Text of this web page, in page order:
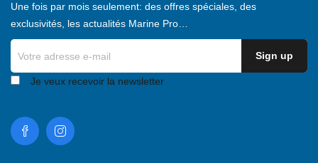
Une fois par mois seulement: des offres spéciales, des
exclusivités, les actualités Marine Pro…
Je veux recevoir la newsletter